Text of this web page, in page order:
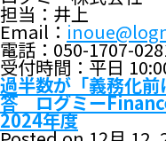
担当：井上
Email：
電話：050-1707-
受付時間：平日
過半数が「義務化
答 ログミー
2024年度